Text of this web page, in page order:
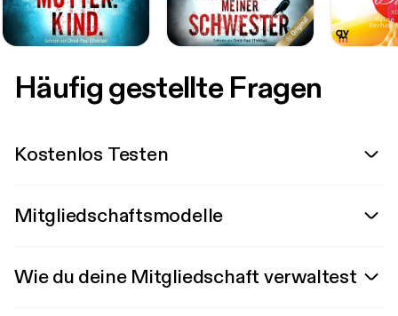
Häufig gestellte Fragen
Kostenlos Testen
Mitgliedschaftsmodelle
Wie du deine Mitgliedschaft verwaltest